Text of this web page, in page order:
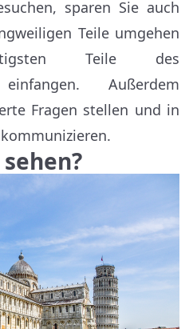
sparen Sie auch
Teile umgehen
Teile des
Außerdem
Fragen stellen und in